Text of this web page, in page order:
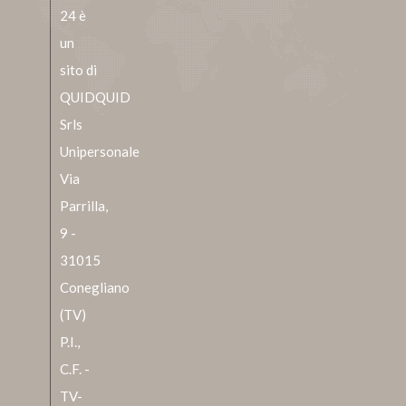
24 è
un
sito di
QUIDQUID
Srls
Unipersonale
Via
Parrilla,
9 -
31015
Conegliano
(TV)
P.I.,
C.F. -
TV-